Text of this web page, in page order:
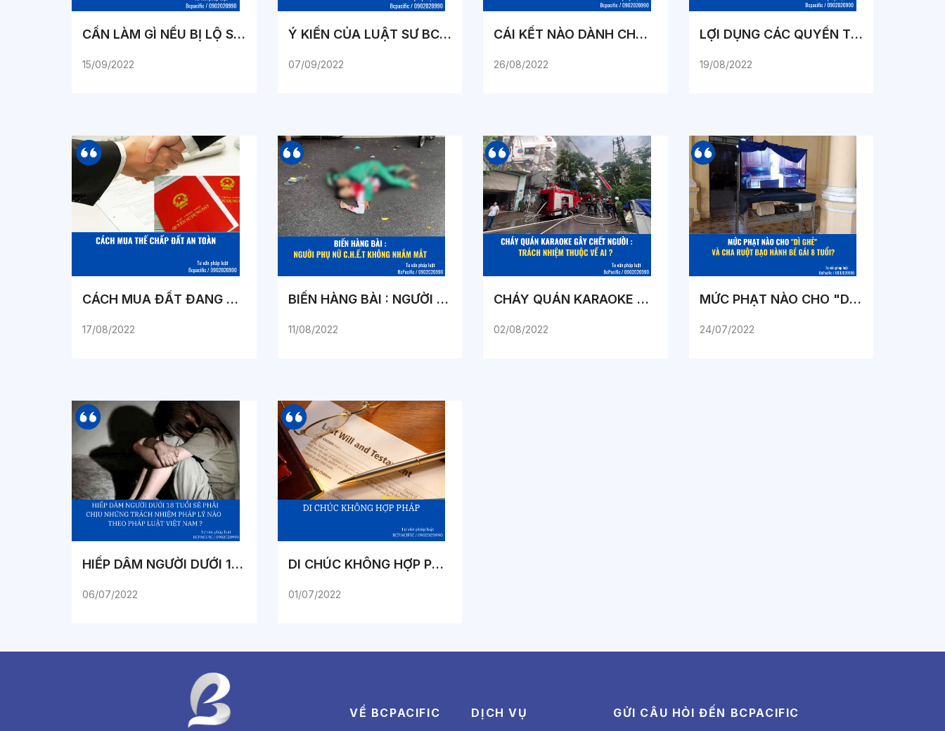
CẦN LÀM GÌ NẾU BỊ LỘ SỐ CCCD/CMTND
15/09/2022
Ý KIẾN CỦA LUẬT SƯ BCPACIFIC VỀ LUẬT ĐẤT ĐAI (SỬA ĐỔI)
07/09/2022
CÁI KẾT NÀO DÀNH CHO CÁN BỘ QUẢN LÝ THỊ TRƯỜNG THANH HÓA KHI BỊ TỐ ĐÁNH BẠN GÁI
26/08/2022
LỢI DỤNG CÁC QUYỀN TỰ DO DÂN CHỦ XÂM PHẠM LỢI ÍCH CỦA NHÀ NƯỚC, QUYỀN, LỢI ÍCH HỢP PHÁP CỦA CÁ NHÂN BỊ XỬ LÝ NHƯ THẾ NÀO?
19/08/2022
CÁCH MUA ĐẤT ĐANG THẾ CHẤP AN TOÀN
17/08/2022
BIẾN HÀNG BÀI : NGƯỜI PHỤ NỮ C.H.Ế.T KHÔNG NHẮM MẮT
11/08/2022
CHÁY QUÁN KARAOKE GÂY CHẾT NGƯỜI : TRÁCH NHIỆM THUỘC VỀ AI ?
02/08/2022
MỨC PHẠT NÀO CHO "DÌ GHẺ" VÀ CHA RUỘT BẠO HÀNH BÉ GÁI 8 TUỔI?
24/07/2022
HIẾP DÂM NGƯỜI DƯỚI 18 TUỔI SẼ PHẢI CHỊU NHỮNG TRÁCH NHIỆM PHÁP LÝ NÀO THEO PHÁP LUẬT VIỆT NAM ?
06/07/2022
DI CHÚC KHÔNG HỢP PHÁP
01/07/2022
VỀ BCPACIFIC DỊCH VỤ GỬI CÂU HỎI ĐẾN BCPACIFIC